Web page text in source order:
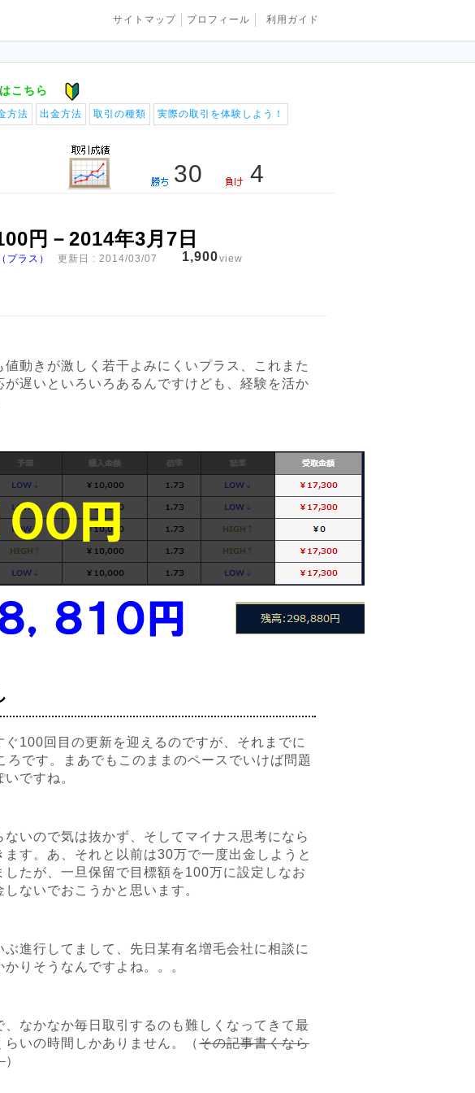
サイトマップ プロフィール 利用ガイド
こちら
方法 出金方法 取引の種類 実際の取引を体験しよう！
30 4
円－2014年3月7日
プラス） 更新日 : 2014/03/07 1,900view
動きが激しく若干よみにくいプラス、これまた
遅いといろいろあるんですけども、経験を活か
100回目の更新を迎えるのですが、それまでに
ろです。まあでもこのままのペースでいけば問題
ですね。
いので気は抜かず、そしてマイナス思考になら
す。あ、それと以前は30万で一度出金しようと
たが、一旦保留で目標額を100万に設定しなお
ないでおこうかと思います。
進行してまして、先日某有名増毛会社に相談に
りそうなんですよね。。。
なかなか毎日取引するのも難しくなってきて最
いの時間しかありません。（その記事書くなら
）